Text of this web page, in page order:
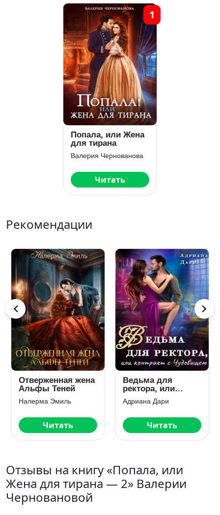
Попала, или Жена
для тирана
Валерия Чернованова
Читать
1
Рекомендации
Узник тумана
Мария Лунёва
Читать
Отвергнутая.
Игрушка для Альф
Рин Рууд
Читать
Отзывы на книгу «Попала, или
Жена для тирана — 2» Валерии
Черновановой